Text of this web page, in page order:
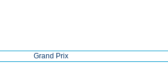
Grand Prix